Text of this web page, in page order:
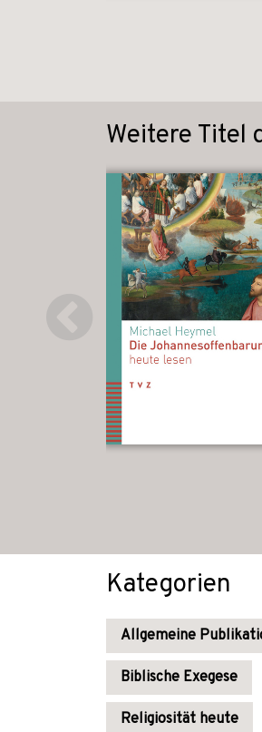
Weitere Titel
Kategorien
Allgemeine
Biblische Exegese
Religiosität heute